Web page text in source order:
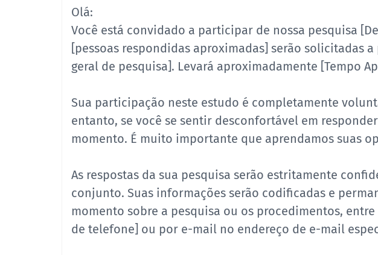
Olá:
Você está convidado a participar de nossa pesquisa
[pessoas respondidas aproximadas] serão solicitadas
geral de pesquisa]. Levará aproximadamente [Tempo
Sua participação neste estudo é completamente
entanto, se você se sentir desconfortável em
momento. É muito importante que aprendamos suas
As respostas da sua pesquisa serão estritamente
conjunto. Suas informações serão codificadas e
momento sobre a pesquisa ou os procedimentos,
de telefone] ou por e-mail no endereço de e-mail